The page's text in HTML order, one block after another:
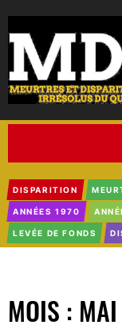
DISPARITION
ANNÉES 1970
LEVÉE DE FONDS
MOIS :